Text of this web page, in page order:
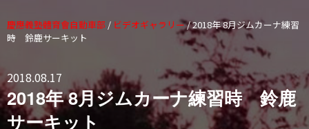
慶應義塾體育會自動車部 / ビデオギャラリー/2018年 8月ジムカーナ練習
時 鈴鹿サーキット
2018.08.17
2018年 8月ジムカーナ練習時 鈴鹿
サーキット